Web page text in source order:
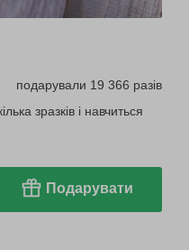
подарували 19 366 разів
зразків і навчиться
Подарувати